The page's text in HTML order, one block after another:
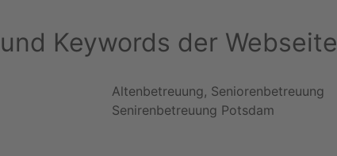
Keywords der Webseite
Altenbetreuung, Seniorenbetreuung
Senirenbetreuung Potsdam